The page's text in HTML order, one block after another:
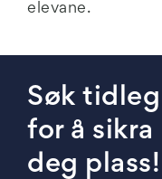
elevane.
Søk tidleg
for å sikra
deg plass!